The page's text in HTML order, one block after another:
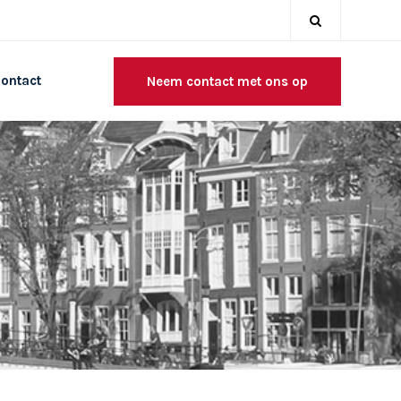
Neem contact met ons op